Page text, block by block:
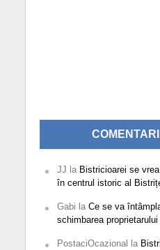
JJ la Bistricioarei se
în centrul istoric al
Gabi la Ce se va
schimbarea proprietarului
PostaciOcazional la